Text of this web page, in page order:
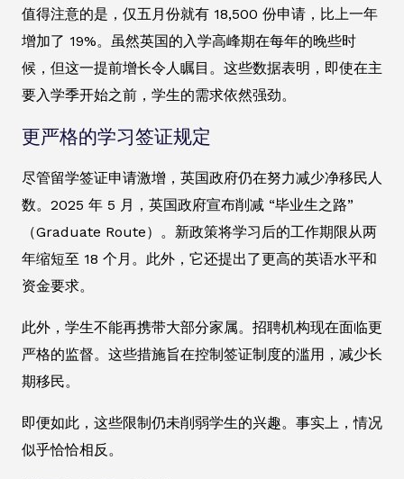
值得注意的是，仅五月份就有 18,500 份申请，比上一年
增加了 19%。虽然英国的入学高峰期在每年的晚些时
候，但这一提前增长令人瞩目。这些数据表明，即使在主
要入学季开始之前，学生的需求依然强劲。
更严格的学习签证规定
尽管留学签证申请激增，英国政府仍在努力减少净移民人
数。2025 年 5 月，英国政府宣布削减 “毕业生之路”
（Graduate Route）。新政策将学习后的工作期限从两
年缩短至 18 个月。此外，它还提出了更高的英语水平和
资金要求。
此外，学生不能再携带大部分家属。招聘机构现在面临更
严格的监督。这些措施旨在控制签证制度的滥用，减少长
期移民。
即便如此，这些限制仍未削弱学生的兴趣。事实上，情况
似乎恰恰相反。